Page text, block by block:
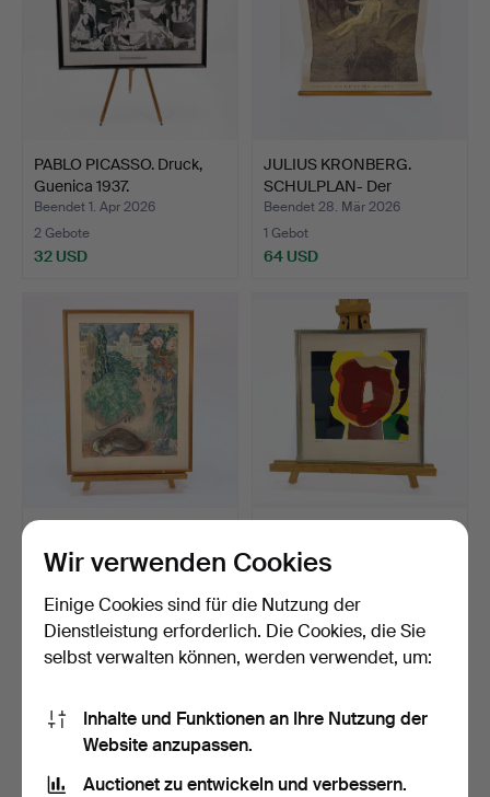
PABLO PICASSO. Druck,
Guenica 1937.
Beendet 1. Apr 2026
2 Gebote
32 USD
JULIUS KRONBERG.
SCHULPLAN- Der
barmherzig…
Beendet 28. Mär 2026
1 Gebot
64 USD
REPRODUKTIONSDRUCK
E, nach Nil…
Beendet 26. Mär 2026
2 Gebote
32 USD
abstrakte Komposi…
Beendet 17. Mär 2026
4 Gebote
53 USD
Wir verwenden Cookies
Einige Cookies sind für die Nutzung der
Dienstleistung erforderlich. Die Cookies, die Sie
selbst verwalten können, werden verwendet, um:
Inhalte und Funktionen an Ihre Nutzung der
Website anzupassen.
Auctionet zu entwickeln und verbessern.